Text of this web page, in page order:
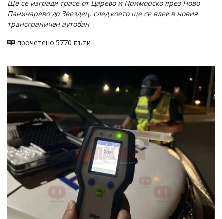
моля
сигнализирайте
ни!
Ще се изгради трасе от Царево и Приморско през Ново
Паничарево до Звездец, след което ще се влее в новия
трансграничен аутобан
прочетено 5770 пъти